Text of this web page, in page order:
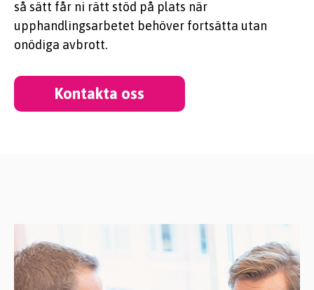
så sätt får ni rätt stöd på plats när
upphandlingsarbetet behöver fortsätta utan
onödiga avbrott.
Kontakta oss